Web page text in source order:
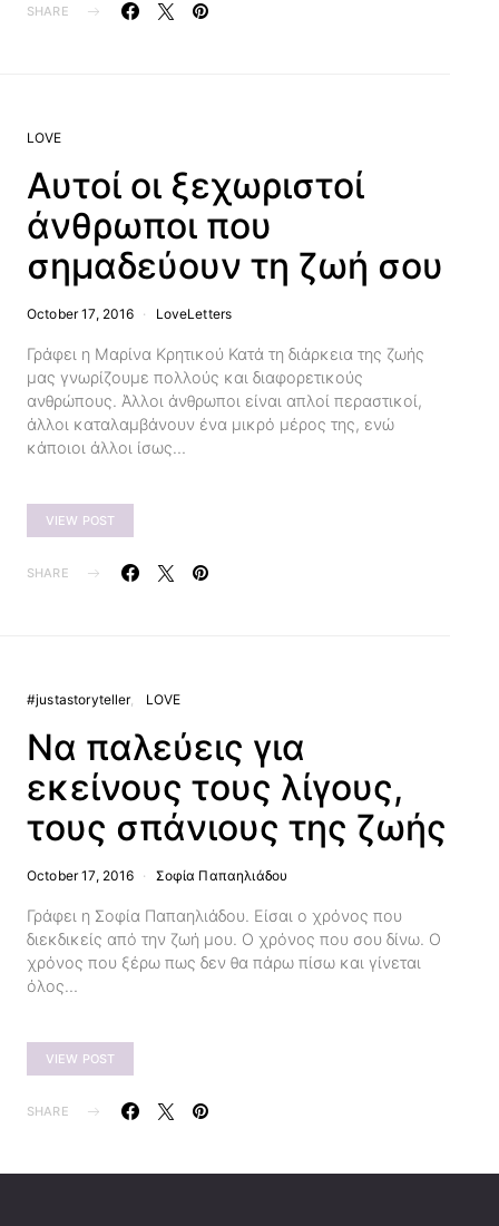
SHARE
LOVE
Αυτοί οι ξεχωριστοί
άνθρωποι που
σημαδεύουν τη ζωή σου
October 17, 2016 LoveLetters
Γράφει η Μαρίνα Κρητικού Κατά τη διάρκεια της ζωής
μας γνωρίζουμε πολλούς και διαφορετικούς
ανθρώπους. Άλλοι άνθρωποι είναι απλοί περαστικοί,
άλλοι καταλαμβάνουν ένα μικρό μέρος της, ενώ
κάποιοι άλλοι ίσως…
VIEW POST
SHARE
#justastoryteller LOVE
Να παλεύεις για
εκείνους τους λίγους,
τους σπάνιους της ζωής
October 17, 2016 Σοφία Παπαηλιάδου
Γράφει η Σοφία Παπαηλιάδου. Είσαι ο χρόνος που
διεκδικείς από την ζωή μου. Ο χρόνος που σου δίνω. Ο
χρόνος που ξέρω πως δεν θα πάρω πίσω και γίνεται
όλος…
VIEW POST
SHARE